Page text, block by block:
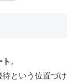
。
という位置づけ